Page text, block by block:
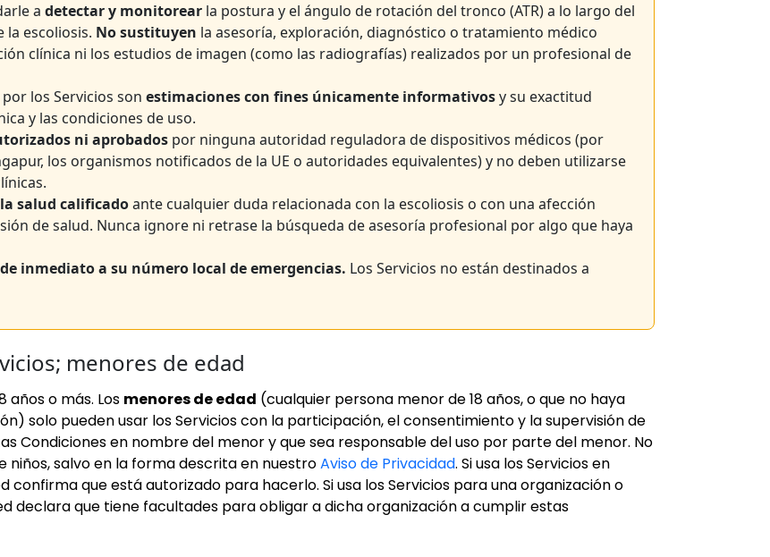
a detectar y monitorear la postura y el ángulo de rotación del tronco (ATR) a lo largo del
escoliosis. No sustituyen la asesoría, exploración, diagnóstico o tratamiento médico
clínica ni los estudios de imagen (como las radiografías) realizados por un profesional de
los Servicios son estimaciones con fines únicamente informativosy su exactitud
y las condiciones de uso.
ni aprobados por ninguna autoridad reguladora de dispositivos médicos (por
los organismos notificados de la UE o autoridades equivalentes) y no deben utilizarse
salud calificadoante cualquier duda relacionada con la escoliosis o con una afección
de salud. Nunca ignore ni retrase la búsqueda de asesoría profesional por algo que haya
inmediato a su número local de emergencias. Los Servicios no están destinados a
menores de edad
años o más. Los menores de edad (cualquier persona menor de 18 años, o que no haya
solo pueden usar los Servicios con la participación, el consentimiento y la supervisión de
Condiciones en nombre del menor y que sea responsable del uso por parte del menor. No
salvo en la forma descrita en nuestroAviso de Privacidad. Si usa los Servicios en
que está autorizado para hacerlo. Si usa los Servicios para una organización o
declara que tiene facultades para obligar a dicha organización a cumplir estas